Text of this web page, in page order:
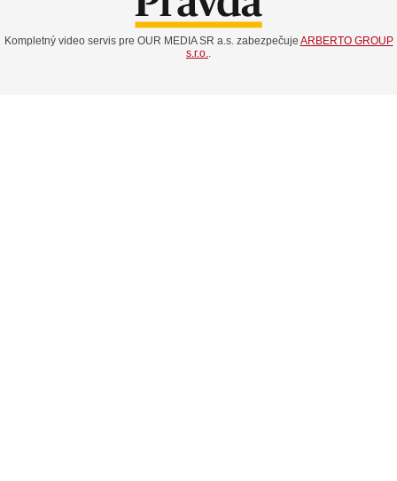
Kompletný video servis pre OUR MEDIA SR a.s. zabezpečuje ARBERTO GROUP
s.r.o.